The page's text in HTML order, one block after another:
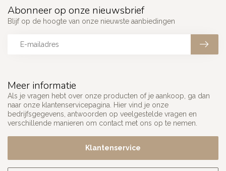
Meer informatie
Als je vragen hebt over onze producten of je aankoop, ga dan
naar onze klantenservicepagina. Hier vind je onze
bedrijfsgegevens, antwoorden op veelgestelde vragen en
verschillende manieren om contact met ons op te nemen.
Klantenservice
Abonneer op onze nieuwsbrief
Blijf op de hoogte van onze nieuwste aanbiedingen